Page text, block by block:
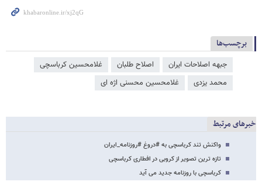
برچسب‌ها
جبهه اصلاحات ایران اصلاح طلبان
غلامحسین کرباسچی
محمد یزدی
غلامحسین محسنی اژه‌ ای
خبرهای مرتبط
واکنش تند کرباسچی به #دروغ #روزنامه_ایران
تازه ترین تصویر از کروبی در افطاری کرباسچی
کرباسچی با روزنامه جدید می آید